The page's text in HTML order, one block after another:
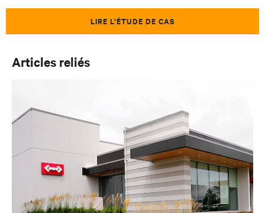
LIRE L’ÉTUDE DE CAS
Articles reliés